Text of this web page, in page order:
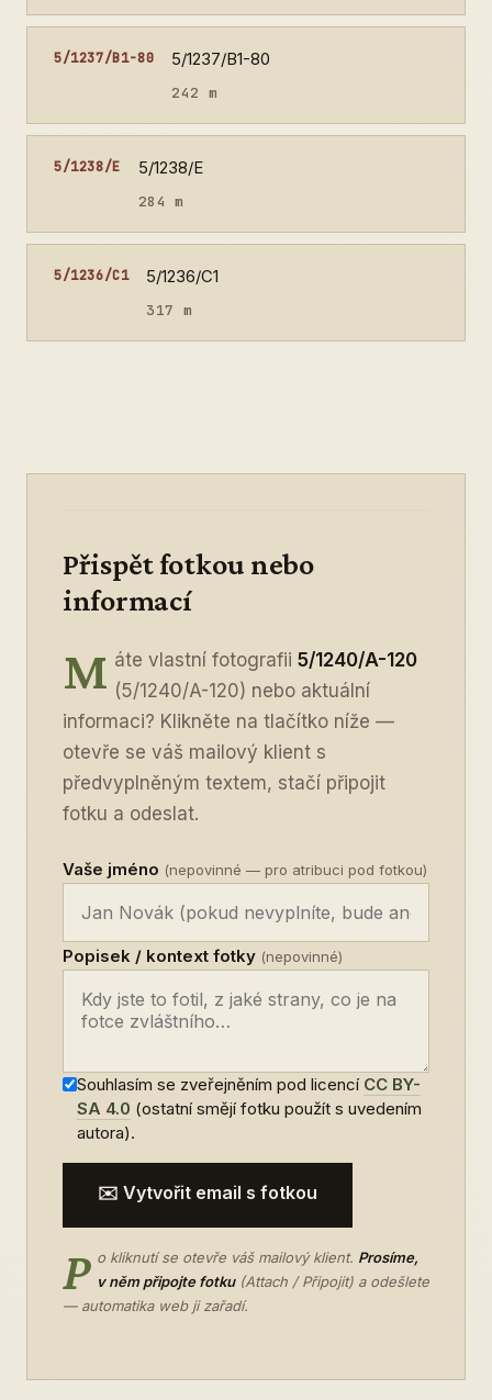
5/1237/B1-80 5/1237/B1-80
242 m
5/1238/E 5/1238/E
284 m
5/1236/C1 5/1236/C1
317 m
Přispět fotkou nebo
informací
M áte vlastní fotografii 5/1240/A-120
(5/1240/A-120) nebo aktuální
informaci? Klikněte na tlačítko níže —
otevře se váš mailový klient s
předvyplněným textem, stačí připojit
fotku a odeslat.
Vaše jméno (nepovinné — pro atribuci pod fotkou)
Popisek / kontext fotky (nepovinné)
Souhlasím se zveřejněním pod licencí CC BY-
SA 4.0 (ostatní smějí fotku použít s uvedením
autora).
✉️ Vytvořit email s fotkou
P o kliknutí se otevře váš mailový klient. Prosíme,
v něm připojte fotku(Attach / Připojit) a odešlete
— automatika web ji zařadí.